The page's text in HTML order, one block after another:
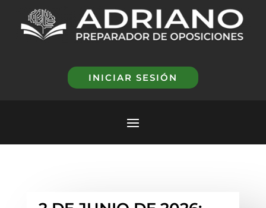
INICIAR SESIÓN